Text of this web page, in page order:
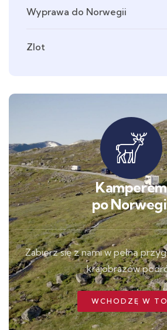
Wyprawa do Norwegii
Zlot
Kamperem
po
Zabierz się z nami w pełną
krajobrazów
WCHODZĘ W